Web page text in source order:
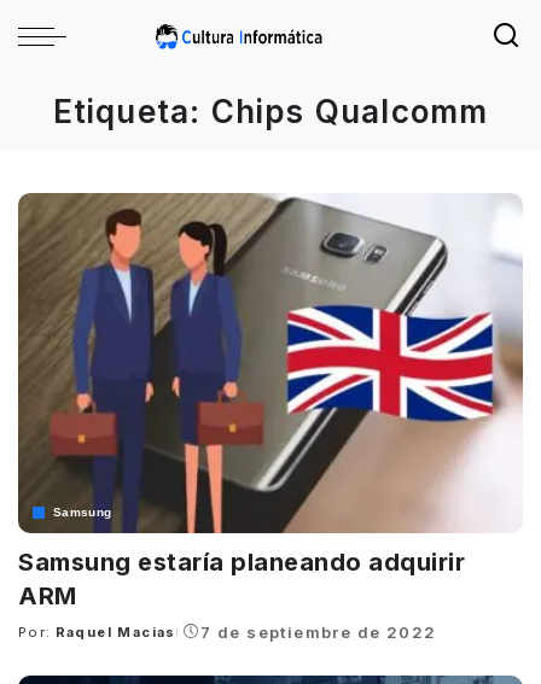
Etiqueta: Chips Qualcomm
Samsung
Samsung estaría planeando adquirir
ARM
Posted
Por: Raquel Macias 7 de septiembre de 2022